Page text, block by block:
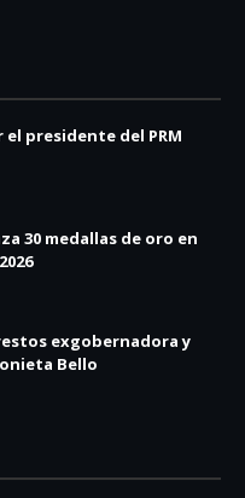
presidente del PRM
30 medallas de oro en
exgobernadora y
Bello